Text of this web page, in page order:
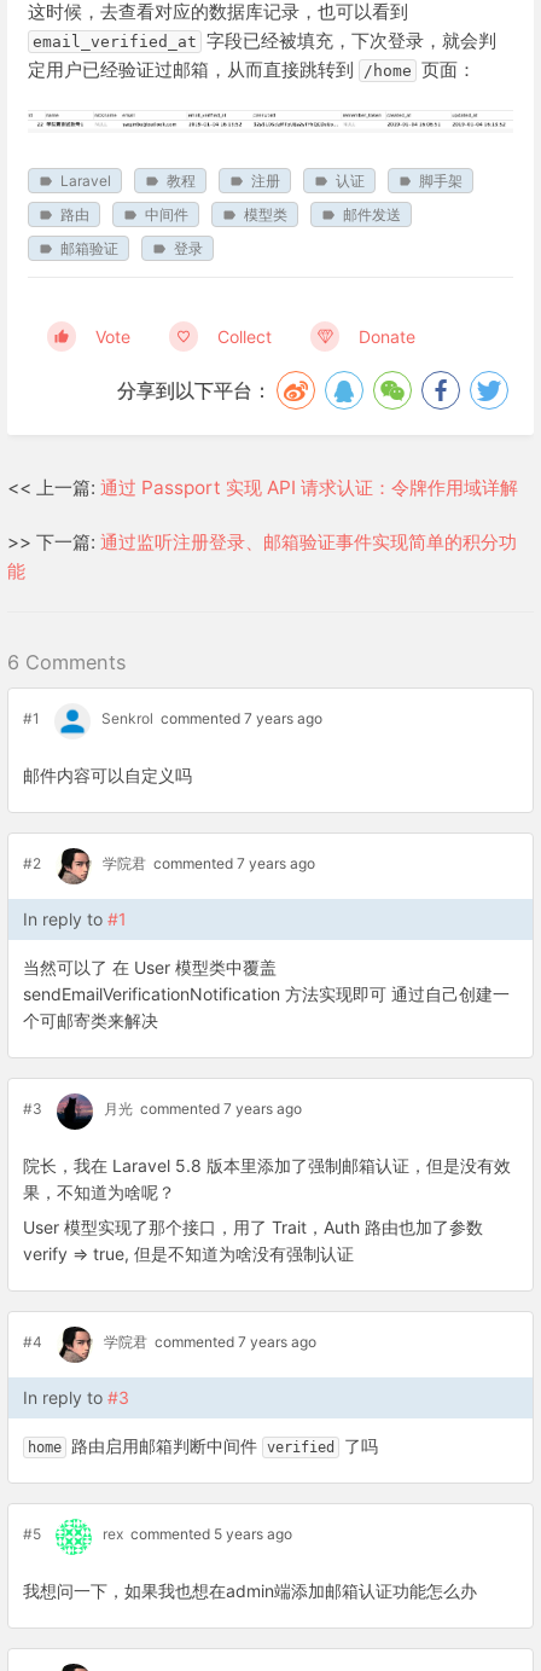
这时候，去查看对应的数据库记录，也可以看到
email_verified_at 字段已经被填充，下次登录，就会判
定用户已经验证过邮箱，从而直接跳转到
/home 页面：
Laravel 教程 注册 认证
脚手架
路由
中间件 模型类
邮件发送
邮箱验证
登录
Vote Collect Donate
分享到以下平台：
<< 上一篇: 通过 Passport 实现 API 请求认证：令牌作用域详解
>> 下一篇: 通过监听注册登录、邮箱验证事件实现简单的积分功
能
6 Comments
#1 Senkrol commented 7 years ago
邮件内容可以自定义吗
#2 学院君 commented 7 years ago
In reply to #1
当然可以了 在 User 模型类中覆盖
sendEmailVerificationNotification 方法实现即可 通过自己创建一
个可邮寄类来解决
#3 月光 commented 7 years ago
院长，我在 Laravel 5.8 版本里添加了强制邮箱认证，但是没有效
果，不知道为啥呢？
User 模型实现了那个接口，用了 Trait，Auth 路由也加了参数
verify => true, 但是不知道为啥没有强制认证
#4 学院君 commented 7 years ago
In reply to #3
home 路由启用邮箱判断中间件 verified 了吗
#5 rex commented 5 years ago
我想问一下，如果我也想在admin端添加邮箱认证功能怎么办